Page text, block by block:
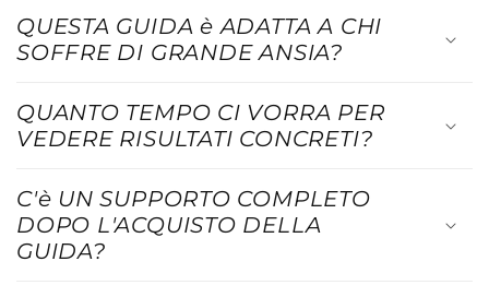
QUESTA GUIDA è ADATTA A CHI
SOFFRE DI GRANDE ANSIA?
QUANTO TEMPO CI VORRA PER
VEDERE RISULTATI CONCRETI?
C'è UN SUPPORTO COMPLETO
DOPO L'ACQUISTO DELLA
GUIDA?